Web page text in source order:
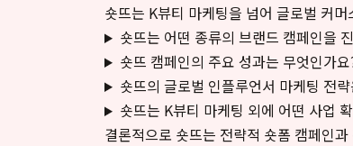
숏뜨는 K뷰티 마케팅을 넘어 글로벌 커
숏뜨는 어떤 종류의 브랜드 캠페인을
숏뜨 캠페인의 주요 성과는 무엇인가요
숏뜨의 글로벌 인플루언서 마케팅 전
숏뜨는 K뷰티 마케팅 외에 어떤 사업
결론적으로 숏뜨는 전략적 숏폼 캠페인